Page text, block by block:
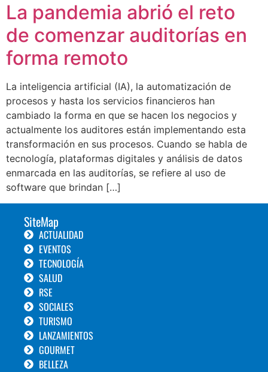
La pandemia abrió el reto
de comenzar auditorías en
forma remoto
La inteligencia artificial (IA), la automatización de
procesos y hasta los servicios financieros han
cambiado la forma en que se hacen los negocios y
actualmente los auditores están implementando esta
transformación en sus procesos. Cuando se habla de
tecnología, plataformas digitales y análisis de datos
enmarcada en las auditorías, se refiere al uso de
software que brindan […]
SiteMap
ACTUALIDAD
EVENTOS
TECNOLOGÍA
SALUD
RSE
SOCIALES
TURISMO
LANZAMIENTOS
GOURMET
BELLEZA